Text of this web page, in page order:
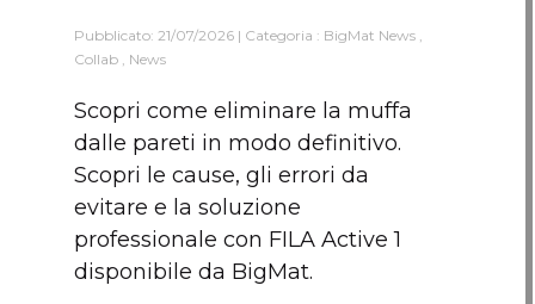
Pubblicato: 21/07/2026 | Categoria : BigMat News
Collab
News
Scopri come eliminare la muffa
dalle pareti in modo definitivo.
Scopri le cause, gli errori da
evitare e la soluzione
professionale con FILA Active 1
disponibile da BigMat.